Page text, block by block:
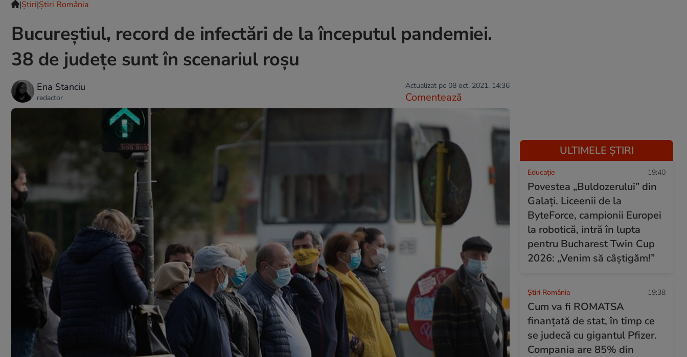
|Ştiri|Știri România
Bucureștiul, record de infectări de la începutul pandemiei.
38 de județe sunt în scenariul roșu
Ena Stanciu
redactor
Actualizat pe 08 oct. 2021, 14:36
Comentează
ULTIMELE ȘTIRI
Educație 19:40
Povestea „Buldozerului” din
Galați. Liceenii de la
ByteForce, campionii Europei
la robotică, intră în lupta
pentru Bucharest Twin Cup
2026: „Venim să câștigăm!”
Știri România 19:38
Cum va fi ROMATSA
finanțată de stat, în timp ce
se judecă cu gigantul Pfizer.
Compania are 85% din